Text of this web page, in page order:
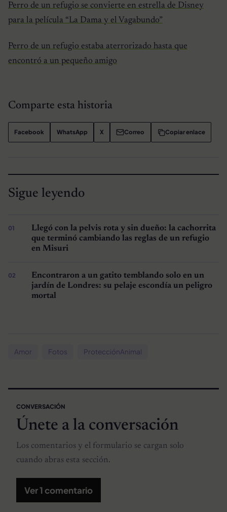
Perro de un refugio se convierte en estrella de Disney
para la película “La Dama y el Vagabundo”
Perro de un refugio estaba aterrorizado hasta que
encontró a un pequeño amigo
Comparte esta historia
Facebook WhatsApp X Correo Copiar enlace
Sigue leyendo
Llegó con la pelvis rota y sin dueño: la cachorrita
que terminó cambiando las reglas de un refugio
en Misuri
Encontraron a un gatito temblando solo en un
jardín de Londres: su pelaje escondía un peligro
mortal
Amor Fotos ProtecciónAnimal
CONVERSACIÓN
Únete a la conversación
Los comentarios y el formulario se cargan solo
cuando abras esta sección.
Ver 1 comentario